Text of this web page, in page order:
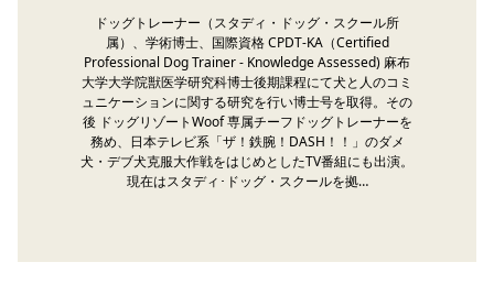
ドッグトレーナー（スタディ・ドッグ・スクール所
属）、学術博士、国際資格 CPDT-KA（Certified
Professional Dog Trainer - Knowledge Assessed) 麻布
大学大学院獣医学研究科博士後期課程にて犬と人のコミ
ュニケーションに関する研究を行い博士号を取得。その
後 ドッグリゾートWoof 専属チーフドッグトレーナーを
務め、日本テレビ系「ザ！鉄腕！DASH！！」のダメ
犬・デブ犬克服大作戦をはじめとしたTV番組にも出演。
現在はスタディ･ドッグ・スクールを拠…